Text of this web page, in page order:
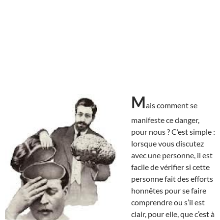
Mais comment se
manifeste ce danger,
pour nous ? C’est simple :
lorsque vous discutez
avec une personne, il est
facile de vérifier si cette
personne fait des efforts
honnêtes pour se faire
comprendre ou s’il est
clair, pour elle, que c’est à